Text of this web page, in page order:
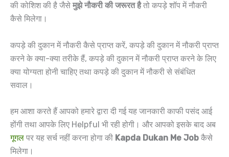
की कोशिश की है जैसे मुझे नौकरी की जरूरत हैतो कपड़े शॉप में नौकरी
कैसे मिलेगा।
कपड़े की दुकान में नौकरी कैसे प्राप्त करें, कपड़े की दुकान में नौकरी प्राप्त
करने के क्या-क्या तरीके हैं, कपड़े की दुकान में नौकरी प्राप्त करने के लिए
क्या योग्यता होनी चाहिए तथा कपड़े की दुकान में नौकरी से संबंधित
सवाल।
हम आशा करते हैं आपको हमारे द्वारा दी गई यह जानकारी काफी पसंद आई
होंगी तथा आपके लिए Helpful भी रही होगी। और आपको इसके बाद अब
गूगल पर यह सर्च नहीं करना होगा की Kapda Dukan Me Job कैसे
मिलेगा।